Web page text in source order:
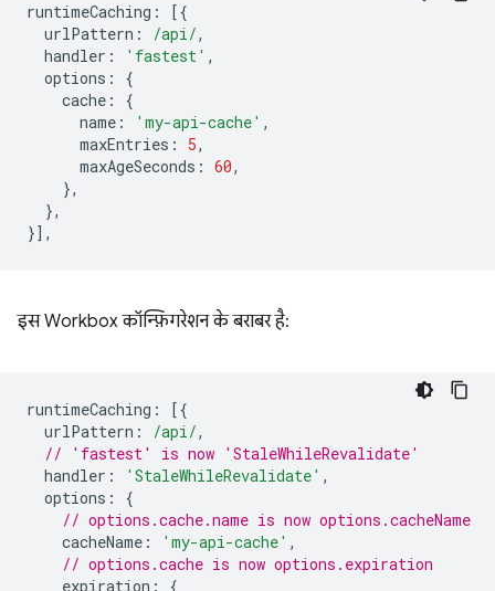
runtimeCaching :
[{
urlPattern : /api/,
handler : 'fastest' ,
options :
{
cache :
{
name : 'my-api-cache' ,
maxEntries : 5,
maxAgeSeconds : 60,
},
},
}],
इस Workbox कॉन्फ़िगरेशन के बराबर है:
runtimeCaching :
[{
urlPattern : /api/,
// 'fastest' is now 'StaleWhileRevalidate'
handler : 'StaleWhileRevalidate' ,
options :
{
// options.cache.name is now options.cacheName
cacheName : 'my-api-cache' ,
// options.cache is now options.expiration
expiration :
{